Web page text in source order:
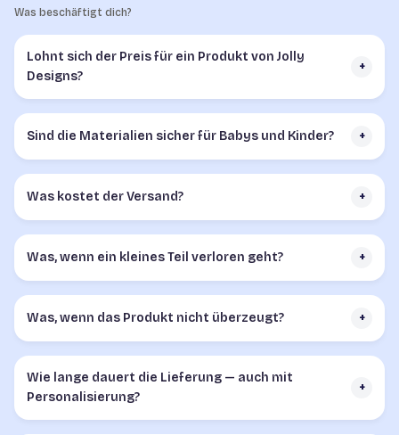
Was beschäftigt dich?
Lohnt sich der Preis für ein Produkt von Jolly
Designs?
+
Sind die Materialien sicher für Babys und Kinder? +
Was kostet der Versand? +
Was, wenn ein kleines Teil verloren geht? +
Was, wenn das Produkt nicht überzeugt? +
Wie lange dauert die Lieferung — auch mit
Personalisierung?
+